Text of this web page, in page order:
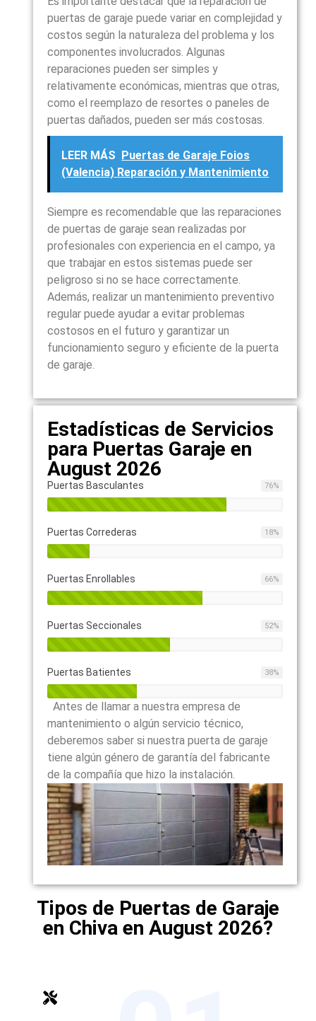
puertas de garaje puede variar en complejidad y
costos según la naturaleza del problema y los
componentes involucrados. Algunas
reparaciones pueden ser simples y
relativamente económicas, mientras que otras,
como el reemplazo de resortes o paneles de
puertas dañados, pueden ser más costosas.
LEER MÁS Puertas de Garaje Foios
(Valencia) Reparación y Mantenimiento
Siempre es recomendable que las reparaciones
de puertas de garaje sean realizadas por
profesionales con experiencia en el campo, ya
que trabajar en estos sistemas puede ser
peligroso si no se hace correctamente.
Además, realizar un mantenimiento preventivo
regular puede ayudar a evitar problemas
costosos en el futuro y garantizar un
funcionamiento seguro y eficiente de la puerta
de garaje.
Estadísticas de Servicios
para Puertas Garaje en
August 2026
Puertas Basculantes 76%
Puertas Correderas 18%
Puertas Enrollables 66%
Puertas Seccionales 52%
Puertas Batientes 38%
Antes de llamar a nuestra empresa de
mantenimiento o algún servicio técnico,
deberemos saber si nuestra puerta de garaje
tiene algún género de garantía del fabricante
de la compañía que hizo la instalación.
Tipos de Puertas de Garaje
en Chiva en August 2026?